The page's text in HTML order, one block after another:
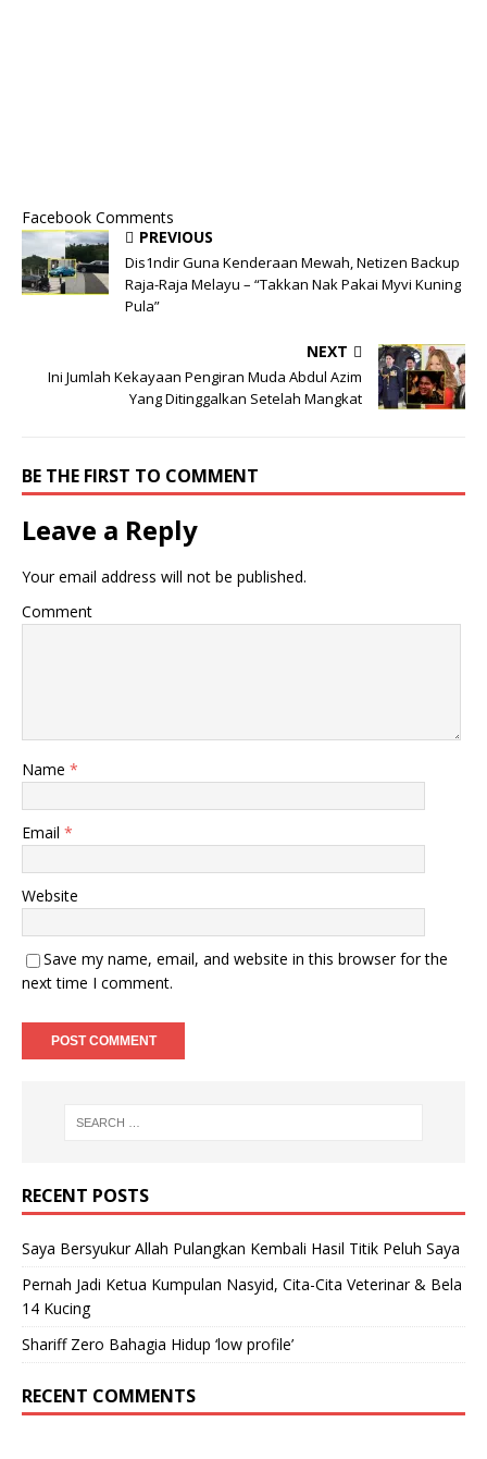
Facebook Comments
PREVIOUS
Dis1ndir Guna Kenderaan Mewah, Netizen Backup
Raja-Raja Melayu – “Takkan Nak Pakai Myvi Kuning
Pula”
NEXT
Ini Jumlah Kekayaan Pengiran Muda Abdul Azim
Yang Ditinggalkan Setelah Mangkat
BE THE FIRST TO COMMENT
Leave a Reply
Your email address will not be published.
Comment
Name *
Email *
Website
Save my name, email, and website in this browser for the
next time I comment.
RECENT POSTS
Saya Bersyukur Allah Pulangkan Kembali Hasil Titik Peluh Saya
Pernah Jadi Ketua Kumpulan Nasyid, Cita-Cita Veterinar & Bela
14 Kucing
Shariff Zero Bahagia Hidup ‘low profile’
RECENT COMMENTS